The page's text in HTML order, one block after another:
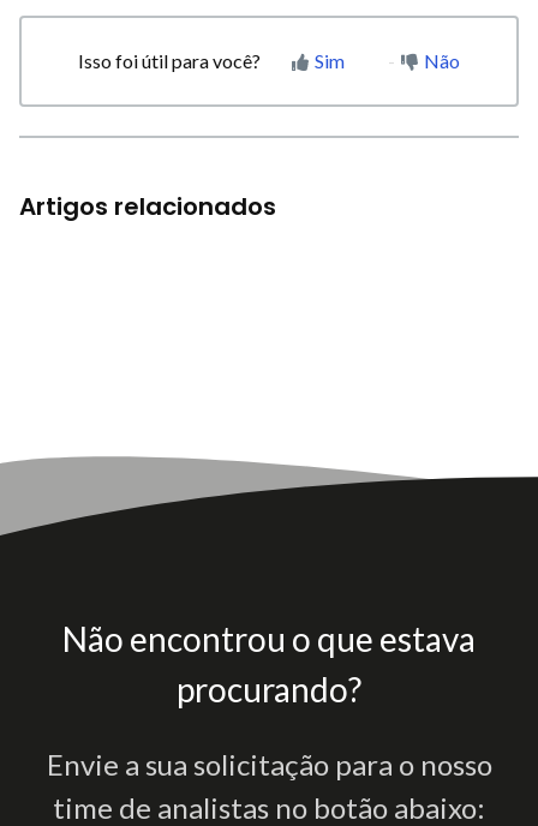
Isso foi útil para você? Sim Não
Artigos relacionados
Não encontrou o que estava
procurando?
Envie a sua solicitação para o nosso
time de analistas no botão abaixo: